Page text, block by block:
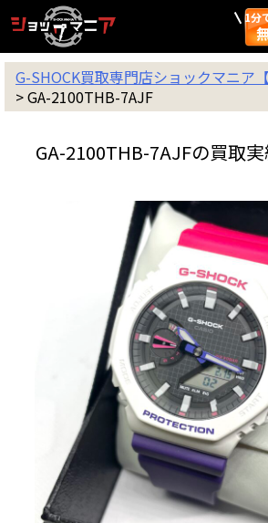
1分
G-SHOCK買取専門店ショックマニア【
>GA-2100THB-7AJF
GA-2100THB-7AJFの買取